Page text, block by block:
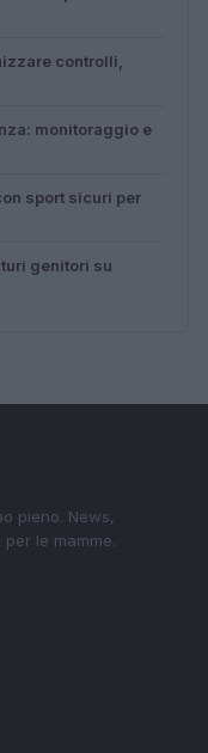
controlli,
monitoraggio e
sport sicuri per
genitori su
pieno. News,
le mamme.